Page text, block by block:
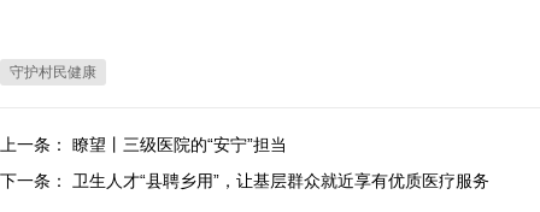
守护村民健康
上一条： 瞭望丨三级医院的“安宁”担当
下一条： 卫生人才“县聘乡用”，让基层群众就近享有优质医疗服务